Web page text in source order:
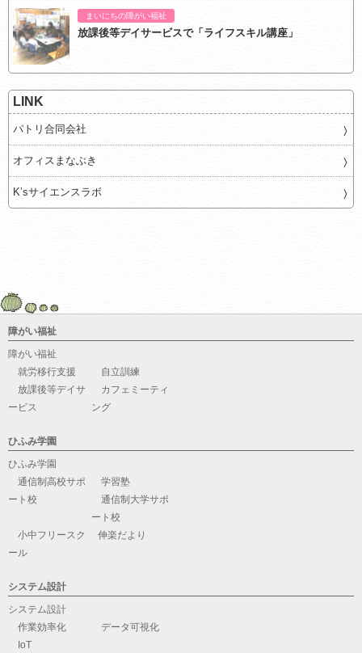
まいにちの障がい福祉
放課後等デイサービスで「ライフスキル講座」
LINK
パトリ合同会社
オフィスまなぶき
K’sサイエンスラボ
障がい福祉
障がい福祉
就労移行支援
自立訓練
放課後等デイサ
ービス
カフェミーティ
ング
ひふみ学園
ひふみ学園
通信制高校サポ
ート校
学習塾
通信制大学サポ
ート校
小中フリースク
ール
伸楽だより
システム設計
システム設計
作業効率化
データ可視化
IoT